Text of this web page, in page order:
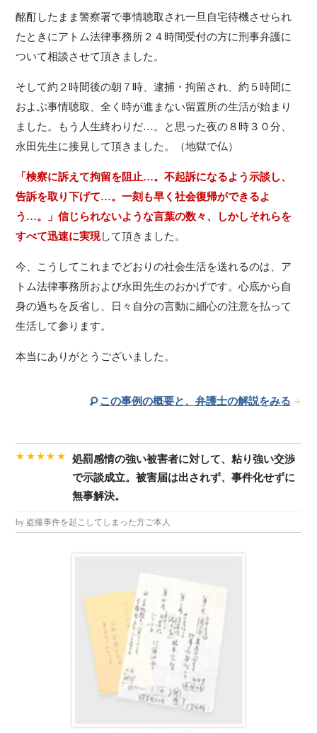
酩酊したまま警察署で事情聴取され一旦自宅待機させられ
たときにアトム法律事務所２４時間受付の方に刑事弁護に
ついて相談させて頂きました。
そして約２時間後の朝７時、逮捕・拘留され、約５時間に
およぶ事情聴取、全く時が進まない留置所の生活が始まり
ました。もう人生終わりだ…。と思った夜の８時３０分、
永田先生に接見して頂きました。（地獄で仏）
「検察に訴えて拘留を阻止…。不起訴になるよう示談し、
告訴を取り下げて…。一刻も早く社会復帰ができるよ
う…。」信じられないような言葉の数々、しかしそれらを
すべて迅速に実現して頂きました。
今、こうしてこれまでどおりの社会生活を送れるのは、ア
トム法律事務所および永田先生のおかげです。心底から自
身の過ちを反省し、日々自分の言動に細心の注意を払って
生活して参ります。
本当にありがとうございました。
この事例の概要と、弁護士の解説をみる
処罰感情の強い被害者に対して、粘り強い交渉
で示談成立。被害届は出されず、事件化せずに
無事解決。
by 盗撮事件を起こしてしまった方ご本人
★★★★★